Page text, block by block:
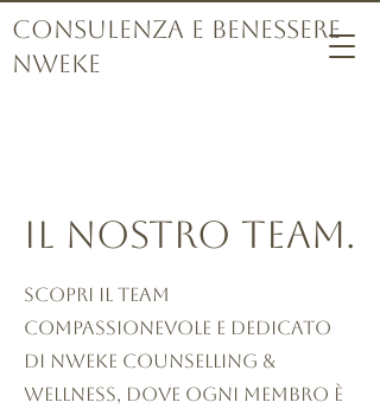
Consulenza e benessere
Nweke
Il nostro team.
Scopri il team
compassionevole e dedicato
di Nweke Counselling &
Wellness, dove ogni membro è